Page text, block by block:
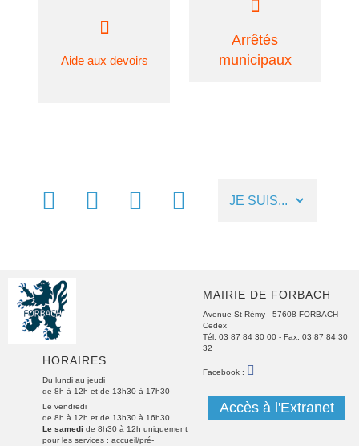
Aide aux devoirs
Arrêtés
municipaux
MAIRIE DE FORBACH
Avenue St Rémy - 57608 FORBACH
Cedex
Tél. 03 87 84 30 00 - Fax. 03 87 84 30
32
Facebook :
Accès à l'Extranet
HORAIRES
Du lundi au jeudi
de 8h à 12h et de 13h30 à 17h30
Le vendredi
de 8h à 12h et de 13h30 à 16h30
Le samedi de 8h30 à 12h uniquement
pour les services : accueil/pré-